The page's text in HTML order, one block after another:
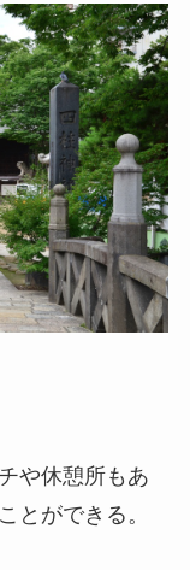
や休憩所もあ
とができる。